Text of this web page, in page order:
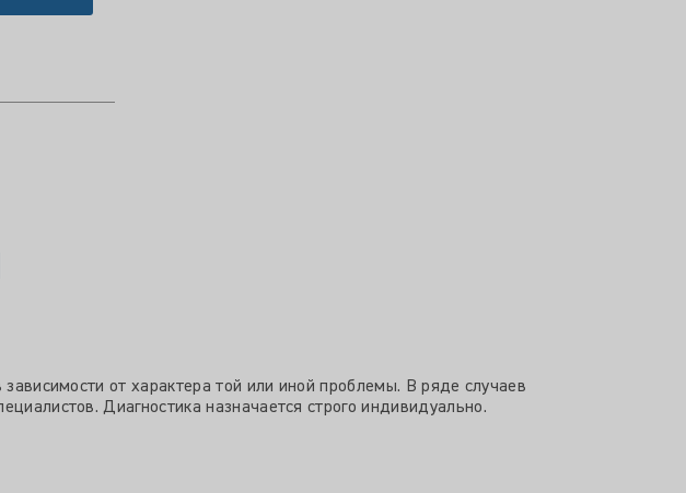
от характера той или иной проблемы. В ряде случаев
Диагностика назначается строго индивидуально.